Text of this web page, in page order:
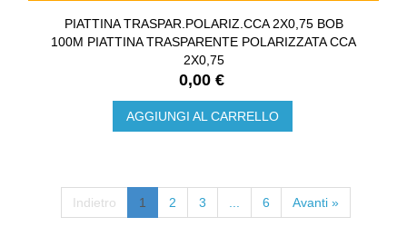
PIATTINA TRASPAR.POLARIZ.CCA 2X0,75 BOB
100M PIATTINA TRASPARENTE POLARIZZATA CCA
2X0,75
0,00 €
AGGIUNGI AL CARRELLO
Indietro 1 2 3 6 Avanti »